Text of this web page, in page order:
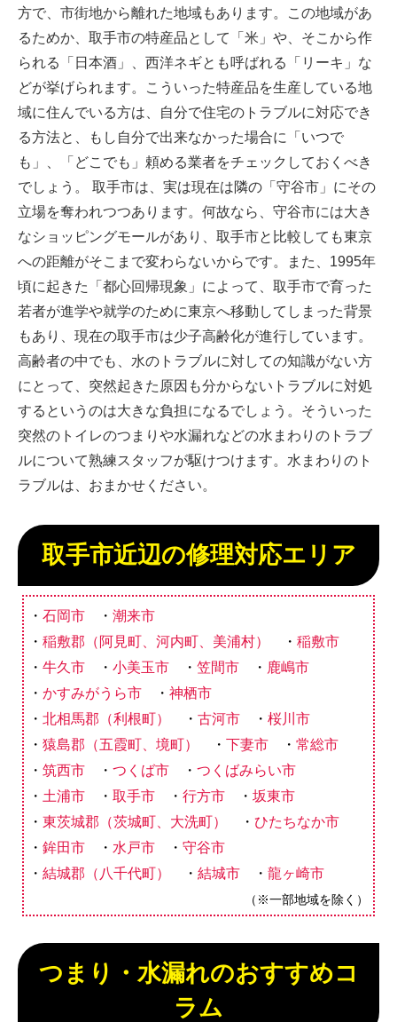
方で、市街地から離れた地域もあります。この地域があ
るためか、取手市の特産品として「米」や、そこから作
られる「日本酒」、西洋ネギとも呼ばれる「リーキ」な
どが挙げられます。こういった特産品を生産している地
域に住んでいる方は、自分で住宅のトラブルに対応でき
る方法と、もし自分で出来なかった場合に「いつで
も」、「どこでも」頼める業者をチェックしておくべき
でしょう。 取手市は、実は現在は隣の「守谷市」にその
立場を奪われつつあります。何故なら、守谷市には大き
なショッピングモールがあり、取手市と比較しても東京
への距離がそこまで変わらないからです。また、1995年
頃に起きた「都心回帰現象」によって、取手市で育った
若者が進学や就学のために東京へ移動してしまった背景
もあり、現在の取手市は少子高齢化が進行しています。
高齢者の中でも、水のトラブルに対しての知識がない方
にとって、突然起きた原因も分からないトラブルに対処
するというのは大きな負担になるでしょう。そういった
突然のトイレのつまりや水漏れなどの水まわりのトラブ
ルについて熟練スタッフが駆けつけます。水まわりのト
ラブルは、おまかせください。
取手市近辺の修理対応エリア
石岡市
潮来市
稲敷郡（阿見町、河内町、美浦村）
稲敷市
牛久市
小美玉市 笠間市
鹿嶋市
かすみがうら市
神栖市
北相馬郡（利根町）
古河市
桜川市
猿島郡（五霞町、境町）
下妻市
常総市
筑西市
つくば市
つくばみらい市
土浦市
取手市 行方市
坂東市
東茨城郡（茨城町、大洗町）
ひたちなか市
鉾田市
水戸市
守谷市
結城郡（八千代町）
結城市 龍ヶ崎市
（※一部地域を除く）
つまり・水漏れのおすすめコ
ラム